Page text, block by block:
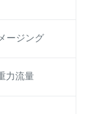
ージング
力流量